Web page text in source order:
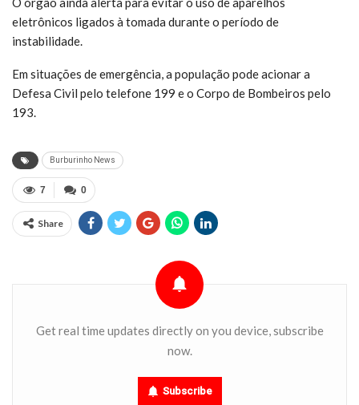
eletrônicos ligados à tomada durante o período de
instabilidade.
Em situações de emergência, a população pode acionar a
Defesa Civil pelo telefone 199 e o Corpo de Bombeiros pelo
193.
Burburinho News
0
7
Share
Get real time updates directly on you device, subscribe
now.
Subscribe